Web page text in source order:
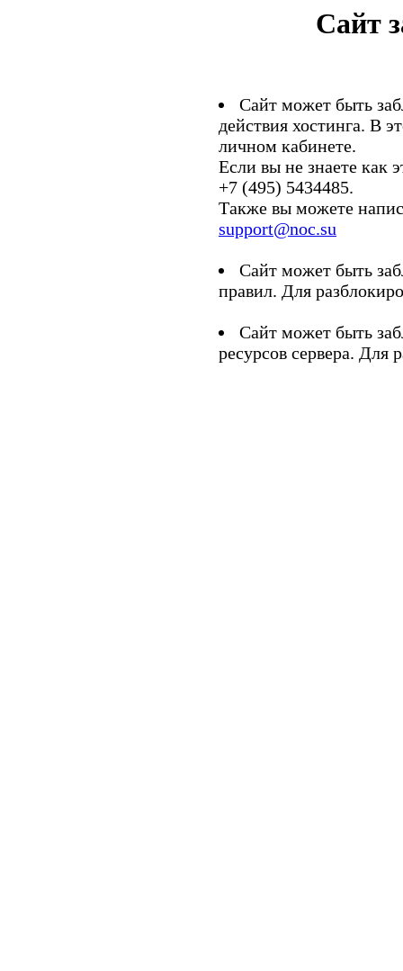
Сайт
Сайт может быть
действия хостинга. В
личном кабинете.
Если вы не знаете как
+7 (495) 5434485.
Также вы можете
support@noc.su
Сайт может быть
правил. Для
Сайт может быть
ресурсов сервера. Для